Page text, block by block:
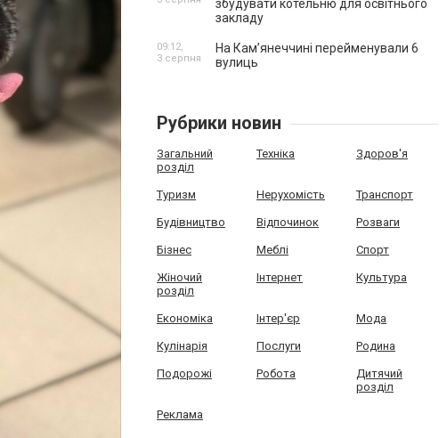
збудувати котельню для освітнього
закладу
На Камʼянеччині перейменували 6
вулиць
09:12,
3 серпня
Рубрики новин
Загальний
розділ
Техніка Здоров'я
Туризм Нерухомість Транспорт
Будівництво Відпочинок Розваги
Бізнес Меблі Спорт
Жіночий
розділ
Інтернет Культура
Економіка Інтер'єр Мода
Кулінарія Послуги Родина
Подорожі Робота
Дитячий
розділ
Реклама